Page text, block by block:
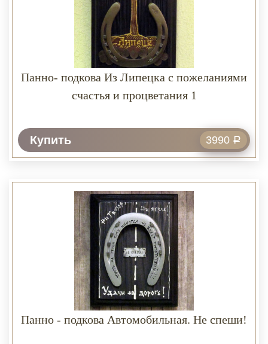
Панно- подкова Из Липецка с пожеланиями
счастья и процветания 1
Купить 3990 Р
Панно - подкова Автомобильная. Не спеши!